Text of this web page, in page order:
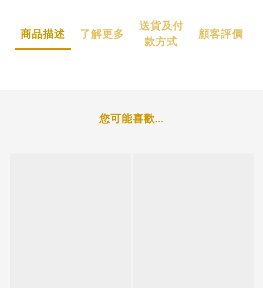
商品描述 了解更多
送貨及付
款方式
顧客評價
您可能喜歡...